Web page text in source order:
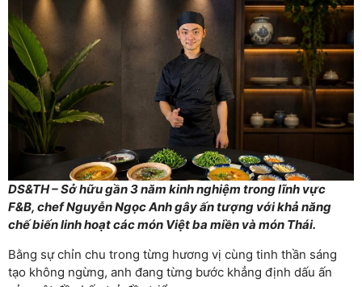
DS&TH – Sở hữu gần 3 năm kinh nghiệm trong lĩnh vực
F&B, chef Nguyễn Ngọc Anh gây ấn tượng với khả năng
chế biến linh hoạt các món Việt ba miền và món Thái.
Bằng sự chỉn chu trong từng hương vị cùng tinh thần sáng
tạo không ngừng, anh đang từng bước khẳng định dấu ấn